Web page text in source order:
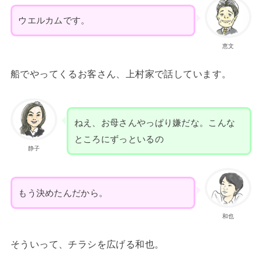
恵文
ウエルカムです。
船でやってくるお客さん、上村家で話しています。
静子
ねえ、お母さんやっぱり嫌だな。こんな
ところにずっといるの
和也
もう決めたんだから。
そういって、チラシを広げる和也。